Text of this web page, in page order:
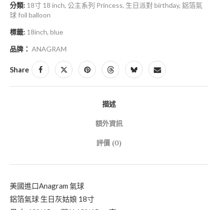
分類: 18寸 18 inch, 公主系列 Princess, 生日派對 birthday, 鋁箔氣
球 foil balloon
標籤: 18inch, blue
品牌： ANAGRAM
Share
描述
額外資訊
評價 (0)
美國進口Anagram 氣球
鋁箔氣球 生日灰姑娘 18寸